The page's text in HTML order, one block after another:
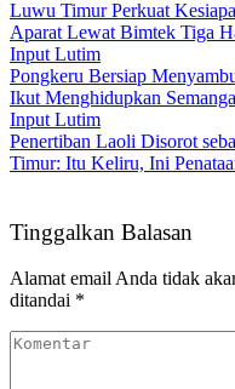
Luwu Timur Perkuat
Aparat Lewat Bimtek Tiga
Input Lutim
Pongkeru Bersiap
Ikut Menghidupkan
Input Lutim
Penertiban Laoli Disorot
Timur: Itu Keliru, Ini
Tinggalkan Balasan
Alamat email Anda tidak
ditandai *